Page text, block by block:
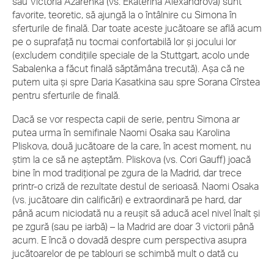
favorite, teoretic, să ajungă la o întâlnire cu Simona în
sferturile de finală. Dar toate aceste jucătoare se află acum
pe o suprafață nu tocmai confortabilă lor și jocului lor
(excludem condițiile speciale de la Stuttgart, acolo unde
Sabalenka a făcut finală săptămâna trecută). Așa că ne
putem uita și spre Daria Kasatkina sau spre Sorana Cîrstea
pentru sferturile de finală.
Dacă se vor respecta capii de serie, pentru Simona ar
putea urma în semifinale Naomi Osaka sau Karolina
Pliskova, două jucătoare de la care, în acest moment, nu
știm la ce să ne așteptăm. Pliskova (vs. Cori Gauff) joacă
bine în mod tradițional pe zgura de la Madrid, dar trece
printr-o criză de rezultate destul de serioasă. Naomi Osaka
(vs. jucătoare din calificări) e extraordinară pe hard, dar
până acum niciodată nu a reușit să aducă acel nivel înalt și
pe zgură (sau pe iarbă) – la Madrid are doar 3 victorii până
acum. E încă o dovadă despre cum perspectiva asupra
jucătoarelor de pe tablouri se schimbă mult o dată cu